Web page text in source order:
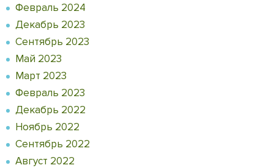
Февраль 2024
Декабрь 2023
Сентябрь 2023
Май 2023
Март 2023
Февраль 2023
Декабрь 2022
Ноябрь 2022
Сентябрь 2022
Август 2022